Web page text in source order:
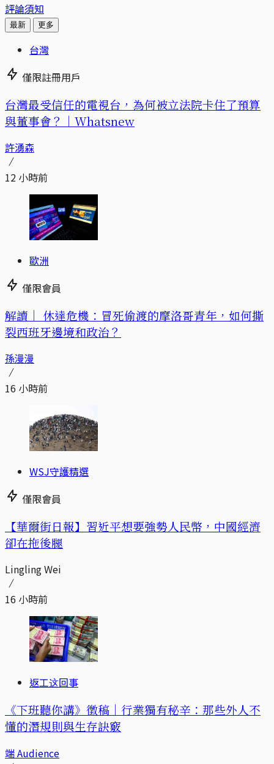
評論須知
最新 更多
台灣
僅限註冊用戶
台灣最受信任的電視台，為何被立法院卡住了預算
與董事會？｜Whatsnew
許湧森
12 小時前
歐洲
僅限會員
解讀｜ 休達危機：冒死偷渡的摩洛哥青年，如何撕
裂西班牙邊境和政治？
孫漫漫
16 小時前
WSJ守護精選
僅限會員
【華爾街日報】習近平想要強勢人民幣，中國經濟
卻在拖後腿
Lingling Wei
16 小時前
返工这回事
《下班聽你講》徵稿｜行業獨有秘辛：那些外人不
懂的潛規則與生存訣竅
端 Audience